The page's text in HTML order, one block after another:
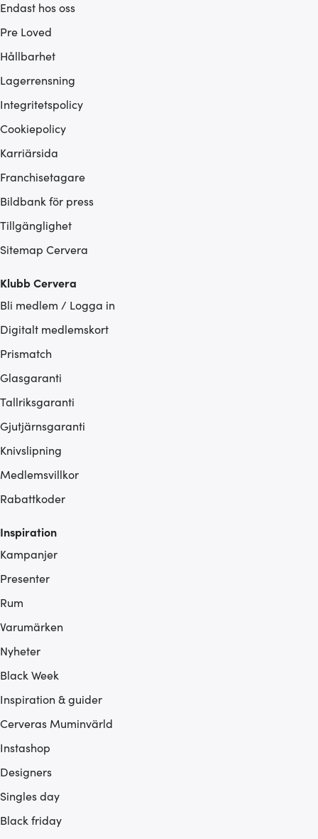
Endast hos oss
Pre Loved
Hållbarhet
Lagerrensning
Integritetspolicy
Cookiepolicy
Karriärsida
Franchisetagare
Bildbank för press
Tillgänglighet
Sitemap Cervera
Klubb Cervera
Bli medlem / Logga in
Digitalt medlemskort
Prismatch
Glasgaranti
Tallriksgaranti
Gjutjärnsgaranti
Knivslipning
Medlemsvillkor
Rabattkoder
Inspiration
Kampanjer
Presenter
Rum
Varumärken
Nyheter
Black Week
Inspiration & guider
Cerveras Muminvärld
Instashop
Designers
Singles day
Black friday